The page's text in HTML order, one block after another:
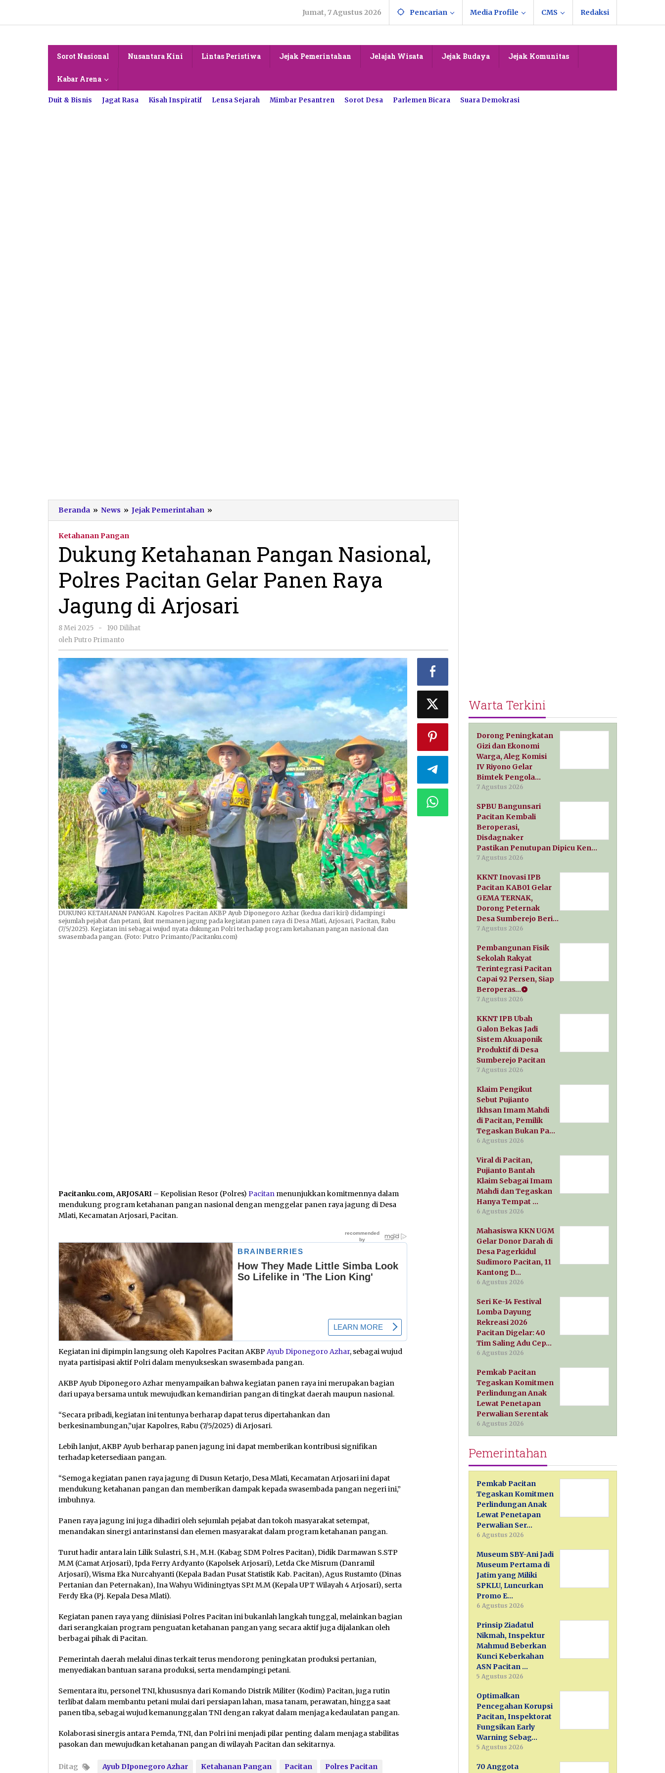
konten
Jumat, 7 Agustus 2026 Pencarian Media Profile CMS Redaksi
Sorot Nasional Nusantara Kini Lintas Peristiwa Jejak Pemerintahan Jelajah Wisata Jejak Budaya Jejak Komunitas
Kabar Arena
Duit & Bisnis Jagat Rasa Kisah Inspiratif Lensa Sejarah Mimbar Pesantren Sorot Desa Parlemen Bicara Suara Demokrasi
Beranda » News » Jejak Pemerintahan »
Ketahanan
Polres
Pacitan
Gelar
Panen
Jagung
di
Ketahanan Pangan
Dukung Ketahanan Pangan Nasional,
Polres Pacitan Gelar Panen Raya
Jagung di Arjosari
8 Mei 2025
oleh
Putro
-
190 Dilihat
oleh Putro Primanto
DUKUNG KETAHANAN PANGAN. Kapolres Pacitan AKBP Ayub Diponegoro Azhar (kedua dari kiri) didampingi
sejumlah pejabat dan petani, ikut memanen jagung pada kegiatan panen raya di Desa Mlati, Arjosari, Pacitan, Rabu
(7/5/2025). Kegiatan ini sebagai wujud nyata dukungan Polri terhadap program ketahanan pangan nasional dan
swasembada pangan. (Foto: Putro Primanto/Pacitanku.com)
Pacitanku.com, ARJOSARI – Kepolisian Resor (Polres) Pacitan menunjukkan komitmennya dalam
mendukung program ketahanan pangan nasional dengan menggelar panen raya jagung di Desa
Mlati, Kecamatan Arjosari, Pacitan.
Kegiatan ini dipimpin langsung oleh Kapolres Pacitan AKBP Ayub Diponegoro Azhar, sebagai wujud
nyata partisipasi aktif Polri dalam menyukseskan swasembada pangan.
AKBP Ayub Diponegoro Azhar menyampaikan bahwa kegiatan panen raya ini merupakan bagian
dari upaya bersama untuk mewujudkan kemandirian pangan di tingkat daerah maupun nasional.
“Secara pribadi, kegiatan ini tentunya berharap dapat terus dipertahankan dan
berkesinambungan,”ujar Kapolres, Rabu (7/5/2025) di Arjosari.
Lebih lanjut, AKBP Ayub berharap panen jagung ini dapat memberikan kontribusi signifikan
terhadap ketersediaan pangan.
“Semoga kegiatan panen raya jagung di Dusun Ketarjo, Desa Mlati, Kecamatan Arjosari ini dapat
mendukung ketahanan pangan dan memberikan dampak kepada swasembada pangan negeri ini,”
imbuhnya.
Panen raya jagung ini juga dihadiri oleh sejumlah pejabat dan tokoh masyarakat setempat,
menandakan sinergi antarinstansi dan elemen masyarakat dalam program ketahanan pangan.
Turut hadir antara lain Lilik Sulastri, S.H., M.H. (Kabag SDM Polres Pacitan), Didik Darmawan S.STP
M.M (Camat Arjosari), Ipda Ferry Ardyanto (Kapolsek Arjosari), Letda Cke Misrum (Danramil
Arjosari), Wisma Eka Nurcahyanti (Kepala Badan Pusat Statistik Kab. Pacitan), Agus Rustamto (Dinas
Pertanian dan Peternakan), Ina Wahyu Widiningtyas SP.t M.M (Kepala UPT Wilayah 4 Arjosari), serta
Ferdy Eka (Pj. Kepala Desa Mlati).
Kegiatan panen raya yang diinisiasi Polres Pacitan ini bukanlah langkah tunggal, melainkan bagian
dari serangkaian program penguatan ketahanan pangan yang secara aktif juga dijalankan oleh
berbagai pihak di Pacitan.
Pemerintah daerah melalui dinas terkait terus mendorong peningkatan produksi pertanian,
menyediakan bantuan sarana produksi, serta mendampingi petani.
Sementara itu, personel TNI, khususnya dari Komando Distrik Militer (Kodim) Pacitan, juga rutin
terlibat dalam membantu petani mulai dari persiapan lahan, masa tanam, perawatan, hingga saat
panen tiba, sebagai wujud kemanunggalan TNI dengan rakyat dalam menjaga kedaulatan pangan.
Kolaborasi sinergis antara Pemda, TNI, dan Polri ini menjadi pilar penting dalam menjaga stabilitas
pasokan dan mewujudkan ketahanan pangan di wilayah Pacitan dan sekitarnya.
Ditag Ayub DIponegoro Azhar Ketahanan Pangan Pacitan Polres Pacitan
Warta Terkini
Dorong Peningkatan
Gizi dan Ekonomi
Warga, Aleg Komisi
IV Riyono Gelar
Bimtek Pengola…
7 Agustus 2026
SPBU Bangunsari
Pacitan Kembali
Beroperasi,
Disdagnaker
Pastikan Penutupan Dipicu Ken…
7 Agustus 2026
KKNT Inovasi IPB
Pacitan KAB01 Gelar
GEMA TERNAK,
Dorong Peternak
Desa Sumberejo Beri…
7 Agustus 2026
Pembangunan Fisik
Sekolah Rakyat
Terintegrasi Pacitan
Capai 92 Persen, Siap
Beroperas…
7 Agustus 2026
KKNT IPB Ubah
Galon Bekas Jadi
Sistem Akuaponik
Produktif di Desa
Sumberejo Pacitan
7 Agustus 2026
Klaim Pengikut
Sebut Pujianto
Ikhsan Imam Mahdi
di Pacitan, Pemilik
Tegaskan Bukan Pa…
6 Agustus 2026
Viral di Pacitan,
Pujianto Bantah
Klaim Sebagai Imam
Mahdi dan Tegaskan
Hanya Tempat …
6 Agustus 2026
Mahasiswa KKN UGM
Gelar Donor Darah di
Desa Pagerkidul
Sudimoro Pacitan, 11
Kantong D…
6 Agustus 2026
Seri Ke-14 Festival
Lomba Dayung
Rekreasi 2026
Pacitan Digelar: 40
Tim Saling Adu Cep…
6 Agustus 2026
Pemkab Pacitan
Tegaskan Komitmen
Perlindungan Anak
Lewat Penetapan
Perwalian Serentak
6 Agustus 2026
Pemerintahan
Pemkab Pacitan
Tegaskan Komitmen
Perlindungan Anak
Lewat Penetapan
Perwalian Ser…
6 Agustus 2026
Museum SBY-Ani Jadi
Museum Pertama di
Jatim yang Miliki
SPKLU, Luncurkan
Promo E…
6 Agustus 2026
Prinsip Ziadatul
Nikmah, Inspektur
Mahmud Beberkan
Kunci Keberkahan
ASN Pacitan …
5 Agustus 2026
Optimalkan
Pencegahan Korupsi
Pacitan, Inspektorat
Fungsikan Early
Warning Sebag…
5 Agustus 2026
70 Anggota